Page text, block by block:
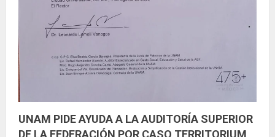
UNAM PIDE AYUDA A LA AUDITORÍA SUPERIOR